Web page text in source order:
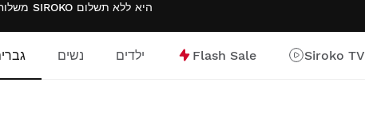
משלוח חינם בהזמנות מעל $300.00 . החזרת מוצרים עם החזרים לארנק SIROKO היא ללא תשלום
נשים ילדים Flash Sale
Siroko TV